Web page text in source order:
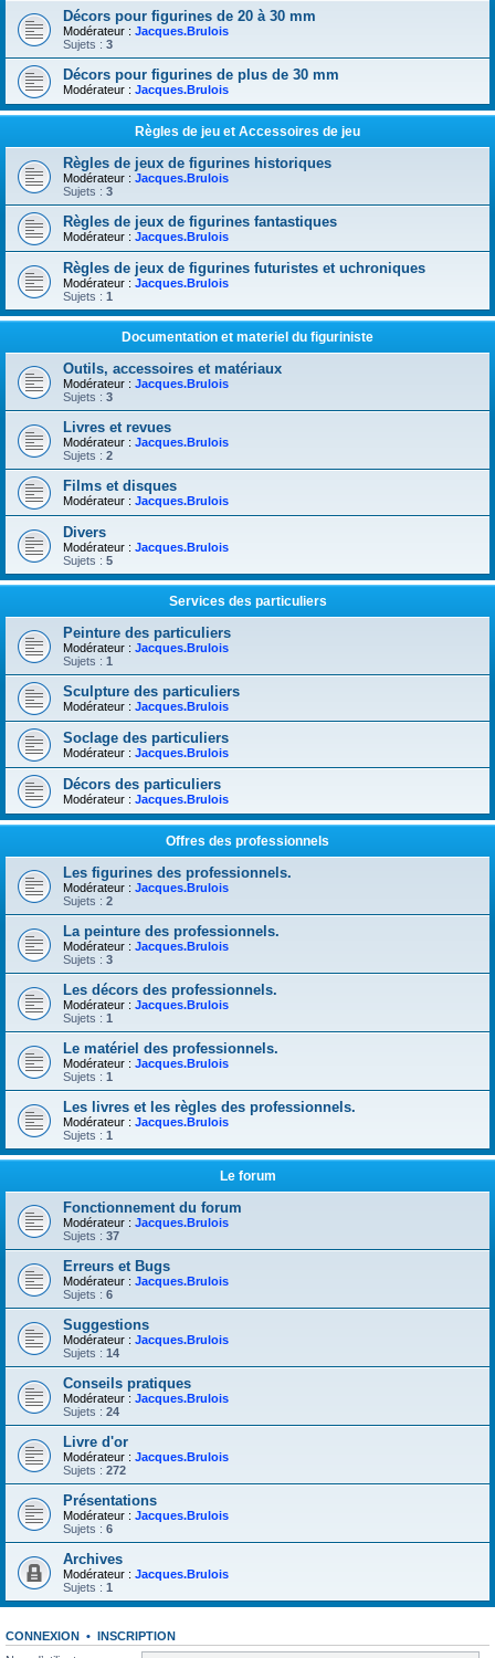
Décors pour figurines de 20 à 30 mm
Modérateur : Jacques.Brulois
Sujets : 3
Décors pour figurines de plus de 30 mm
Modérateur : Jacques.Brulois
Règles de jeu et Accessoires de jeu
Règles de jeux de figurines historiques
Modérateur : Jacques.Brulois
Sujets : 3
Règles de jeux de figurines fantastiques
Modérateur : Jacques.Brulois
Règles de jeux de figurines futuristes et uchroniques
Modérateur : Jacques.Brulois
Sujets : 1
Documentation et materiel du figuriniste
Outils, accessoires et matériaux
Modérateur : Jacques.Brulois
Sujets : 3
Livres et revues
Modérateur : Jacques.Brulois
Sujets : 2
Films et disques
Modérateur : Jacques.Brulois
Divers
Modérateur : Jacques.Brulois
Sujets : 5
Services des particuliers
Peinture des particuliers
Modérateur : Jacques.Brulois
Sujets : 1
Sculpture des particuliers
Modérateur : Jacques.Brulois
Soclage des particuliers
Modérateur : Jacques.Brulois
Décors des particuliers
Modérateur : Jacques.Brulois
Offres des professionnels
Les figurines des professionnels.
Modérateur : Jacques.Brulois
Sujets : 2
La peinture des professionnels.
Modérateur : Jacques.Brulois
Sujets : 3
Les décors des professionnels.
Modérateur : Jacques.Brulois
Sujets : 1
Le matériel des professionnels.
Modérateur : Jacques.Brulois
Sujets : 1
Les livres et les règles des professionnels.
Modérateur : Jacques.Brulois
Sujets : 1
Le forum
Fonctionnement du forum
Modérateur : Jacques.Brulois
Sujets : 37
Erreurs et Bugs
Modérateur : Jacques.Brulois
Sujets : 6
Suggestions
Modérateur : Jacques.Brulois
Sujets : 14
Conseils pratiques
Modérateur : Jacques.Brulois
Sujets : 24
Livre d'or
Modérateur : Jacques.Brulois
Sujets : 272
Présentations
Modérateur : Jacques.Brulois
Sujets : 6
Archives
Modérateur : Jacques.Brulois
Sujets : 1
CONNEXION • INSCRIPTION